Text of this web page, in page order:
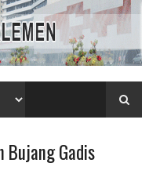
Bujang Gadis